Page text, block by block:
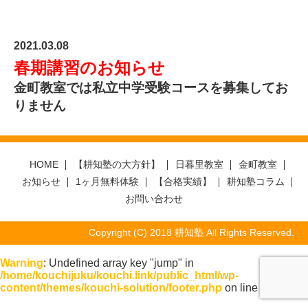
2021.03.08
春期講習のお知らせ
金町教室では私立中学受験コースを募集してお
りません
HOME 【耕知塾の大方針】 日暮里教室
金町教室
お知らせ
1ヶ月無料体験 【合格実績】
耕知塾コラム
お問い合わせ
Copyright (C) 2018 耕知塾 All Rights Reserved.
Warning: Undefined array key "jump" in
/home/kouchijuku/kouchi.link/public_html/wp-
content/themes/kouchi-solution/footer.php on line